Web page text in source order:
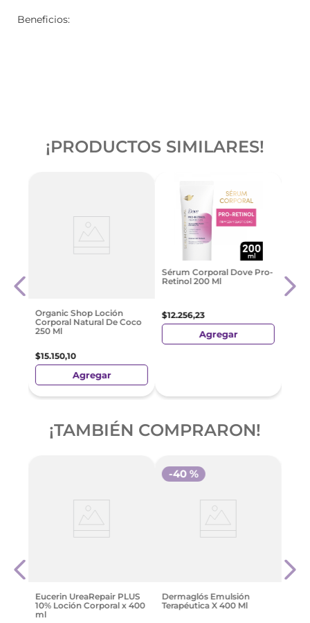
Beneficios:
¡PRODUCTOS SIMILARES!
Organic Shop Loción
Corporal Natural De Coco
250 Ml
$15.150,10
Agregar
Sérum Corporal Dove Pro-
Retinol 200 Ml
$12.256,23
Agregar
¡TAMBIÉN COMPRARON!
Gr
Eucerin UreaRepair PLUS
10% Loción Corporal x 400
ml
Dermaglós Emulsión
Terapéutica X 400 Ml
-40 %